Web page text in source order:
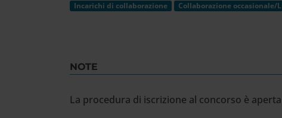
Incarichi di collaborazione Collaborazione occasionale/
NOTE
La procedura di iscrizione al concorso è